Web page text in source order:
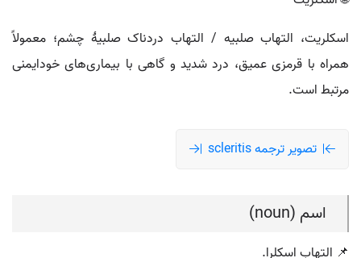
اسکلریت، التهاب صلبیه / التهاب دردناک صلبیهٔ چشم؛ معمولاً
همراه با قرمزی عمیق، درد شدید و گاهی با بیماری‌های خودایمنی
مرتبط است.
تصویر ترجمه scleritis
اسم (noun)
📌 التهاب اسکلرا.